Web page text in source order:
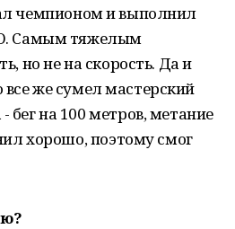
чемпионом и выполнил
Самым тяжелым
но не на скорость. Да и
же сумел мастерский
на 100 метров, метание
хорошо, поэтому смог